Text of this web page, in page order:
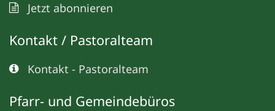
Jetzt abonnieren
Kontakt / Pastoralteam
Kontakt - Pastoralteam
Pfarr- und Gemeindebüros